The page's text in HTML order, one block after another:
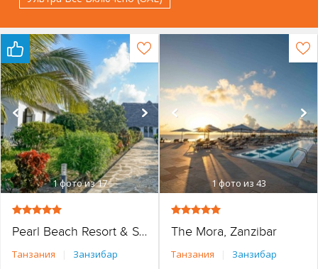
1фото из 17
Pearl Beach Resort & Spa
Танзания Занзибар
1фото из 43
The Mora, Zanzibar
Танзания Занзибар